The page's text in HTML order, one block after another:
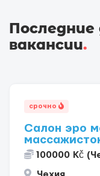
Последние
вакансии.
срочно
Салон эро
100000 Kč